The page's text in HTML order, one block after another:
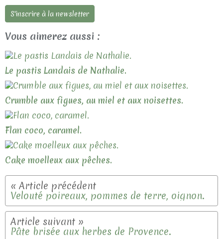
S'inscrire à la newsletter
Vous aimerez aussi :
Le pastis Landais de Nathalie.
Crumble aux figues, au miel et aux noisettes.
Flan coco, caramel.
Cake moelleux aux pêches.
Velouté poireaux, pommes de terre, oignon.
Pâte brisée aux herbes de Provence.